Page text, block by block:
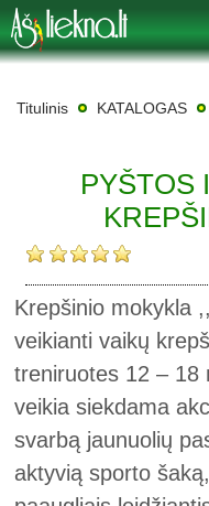
Titulinis KATALOGAS
PYŠTOS
Krepšinio mokykla
veikianti vaikų
treniruotes 12 – 18
veikia siekdama
svarbą jaunuolių
aktyvią sporto